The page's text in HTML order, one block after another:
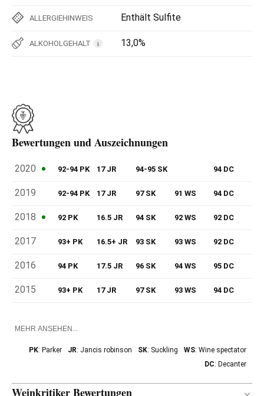
ALLERGIEHINWEIS Enthält Sulfite
ALKOHOLGEHALT i 13,0%
Bewertungen und Auszeichnungen
2020 92-94 PK 17 JR 94-95 SK 94 DC
2019 92-94 PK 17 JR 97 SK 91 WS 94 DC
2018 92 PK 16.5 JR 94 SK 92 WS 92 DC
2017 93+ PK 16.5+ JR 93 SK 93 WS 92 DC
2016 94 PK 17.5 JR 96 SK 94 WS 95 DC
2015 93+ PK 17 JR 97 SK 93 WS 94 DC
MEHR ANSEHEN...
PK: Parker JR: Jancis robinson SK: Suckling WS: Wine spectator
DC: Decanter
Weinkritiker Bewertungen